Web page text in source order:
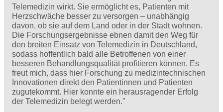
Telemedizin wirkt. Sie ermöglicht es, Patienten mit
Herzschwäche besser zu versorgen – unabhängig
davon, ob sie auf dem Land oder in der Stadt wohnen.
Die Forschungsergebnisse ebnen damit den Weg für
den breiten Einsatz von Telemedizin in Deutschland,
sodass hoffentlich bald alle Betroffenen von einer
besseren Behandlungsqualität profitieren können. Es
freut mich, dass hier Forschung zu medizintechnischen
Innovationen direkt den Patientinnen und Patienten
zugutekommt. Hier konnte ein herausragender Erfolg
der Telemedizin belegt werden."